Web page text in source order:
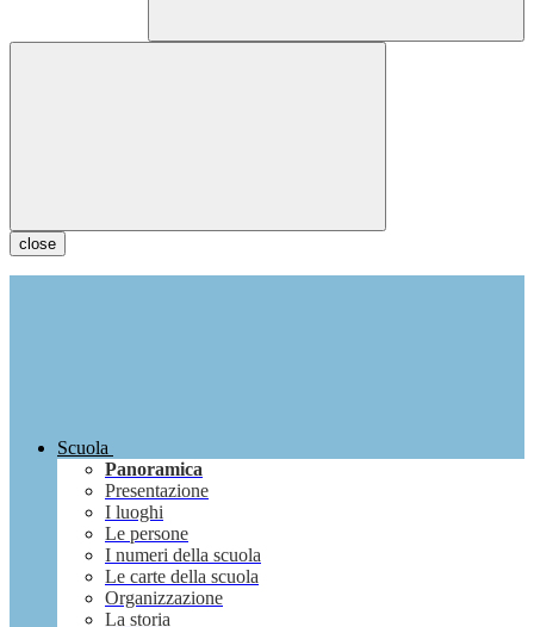
close
Scuola
Panoramica
Presentazione
I luoghi
Le persone
I numeri della scuola
Le carte della scuola
Organizzazione
La storia